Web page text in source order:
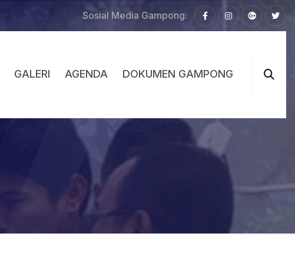
Sosial Media Gampong:
GALERI AGENDA DOKUMEN GAMPONG